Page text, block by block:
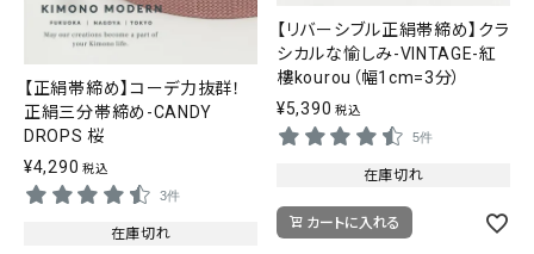
【正絹帯締め】コーデ力抜群！
正絹三分帯締め-CANDY
DROPS 桜
¥4,290 税込
3件
在庫切れ
【リバーシブル正絹帯締め】クラ
シカルな愉しみ-VINTAGE-紅
樓kourou（幅1cm=3分）
¥5,390 税込
5件
在庫切れ
カートに入れる